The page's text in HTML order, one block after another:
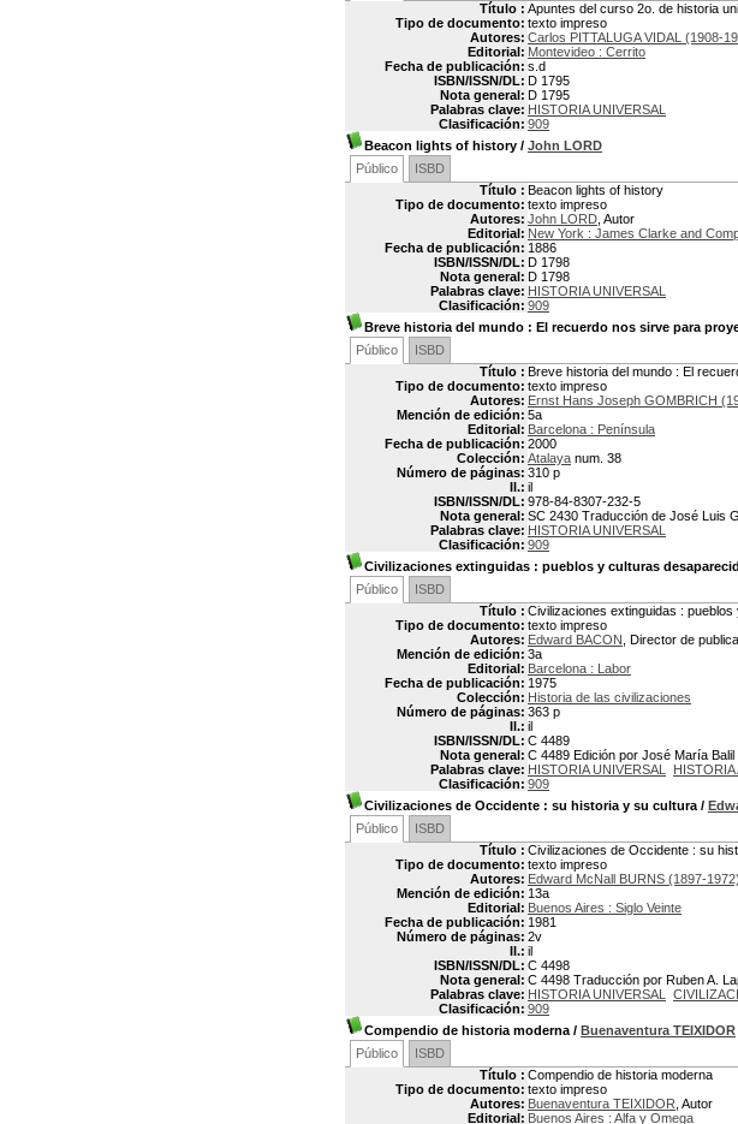
Título : Apuntes del curso 2o. de historia
Tipo de documento: texto impreso
Autores: Carlos PITTALUGA VIDAL (1908-
Editorial: Montevideo : Cerrito
Fecha de publicación: s.d
ISBN/ISSN/DL: D 1795
Nota general: D 1795
Palabras clave: HISTORIA UNIVERSAL
Clasificación: 909
Beacon lights of history / John LORD
Público
ISBD
Título : Beacon lights of history
Tipo de documento: texto impreso
Autores: John LORD , Autor
Editorial: New York : James Clarke and
Fecha de publicación: 1886
ISBN/ISSN/DL: D 1798
Nota general: D 1798
Palabras clave: HISTORIA UNIVERSAL
Clasificación: 909
Breve historia del mundo : El recuerdo nos sirve para
Público
ISBD
Título : Breve historia del mundo : El
Tipo de documento: texto impreso
Autores: Ernst Hans Joseph GOMBRICH
Mención de edición: 5a
Editorial: Barcelona : Península
Fecha de publicación: 2000
Colección: Atalaya num. 38
Número de páginas: 310 p
Il.: il
ISBN/ISSN/DL: 978-84-8307-232-5
Nota general: SC 2430 Traducción de José Luis
Palabras clave: HISTORIA UNIVERSAL
Clasificación: 909
Civilizaciones extinguidas : pueblos y culturas
Público
ISBD
Título : Civilizaciones extinguidas :
Tipo de documento: texto impreso
Autores: Edward BACON , Director de
Mención de edición: 3a
Editorial: Barcelona : Labor
Fecha de publicación: 1975
Colección: Historia de las civilizaciones
Número de páginas: 363 p
Il.: il
ISBN/ISSN/DL: C 4489
Nota general: C 4489 Edición por José María
Palabras clave: HISTORIA UNIVERSAL
Clasificación: 909
Civilizaciones de Occidente : su historia y su cultura /
Público
ISBD
Título : Civilizaciones de Occidente : su
Tipo de documento: texto impreso
Autores: Edward McNall BURNS (1897-1972)
Mención de edición: 13a
Editorial: Buenos Aires : Siglo Veinte
Fecha de publicación: 1981
Número de páginas: 2v
Il.: il
ISBN/ISSN/DL: C 4498
Nota general: C 4498 Traducción por Ruben A.
Palabras clave: HISTORIA UNIVERSAL
Clasificación: 909
Compendio de historia moderna / Buenaventura TEIXIDOR
Público
ISBD
Título : Compendio de historia moderna
Tipo de documento: texto impreso
Autores: Buenaventura TEIXIDOR , Autor
Editorial: Buenos Aires : Alfa y Omega